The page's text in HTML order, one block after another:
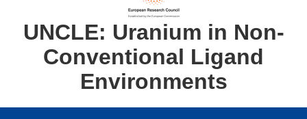
UNCLE: Uranium in Non-
Conventional Ligand
Environments